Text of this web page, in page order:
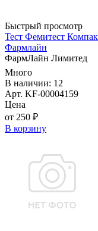
Быстрый просмотр
Тест Фемитест
Фармлайн
ФармЛайн Лимитед
Много
В наличии: 12
Арт. KF-00004159
Цена
от 250 ₽
В корзину